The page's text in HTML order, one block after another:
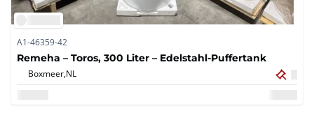
A1-46359-42
Remeha – Toros, 300 Liter – Edelstahl-Puffertank
Boxmeer,NL